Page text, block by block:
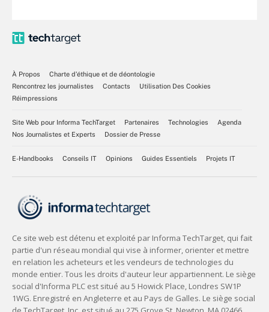
À Propos
Charte d’éthique et de déontologie
Rencontrez les journalistes
Contacts
Utilisation Des Cookies
Réimpressions
Site Web pour Informa TechTarget Partenaires Technologies
Agenda
Nos Journalistes et Experts
Dossier de Presse
E-Handbooks Conseils IT Opinions Guides Essentiels Projets IT